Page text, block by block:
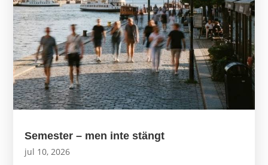
Semester – men inte stängt
jul 10, 2026